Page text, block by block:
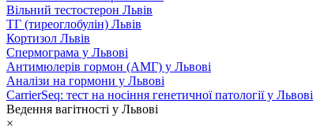
Вільний тестостерон Львів
ТГ (тиреоглобулін) Львів
Кортизол Львів
Спермограма у Львові
Антимюлерів гормон (АМГ) у Львові
Аналізи на гормони у Львові
CarrierSeq: тест на носіння генетичної патології у Львові
Ведення вагітності у Львові
×